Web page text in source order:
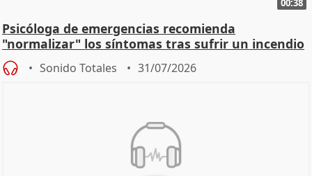
00:38
Psicóloga de emergencias recomienda
"normalizar" los síntomas tras sufrir un incendio
Sonido Totales 31/07/2026